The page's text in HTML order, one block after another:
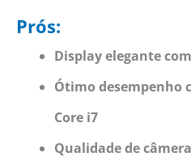
Prós:
Display elegante
Ótimo desempenho
Core i7
Qualidade de